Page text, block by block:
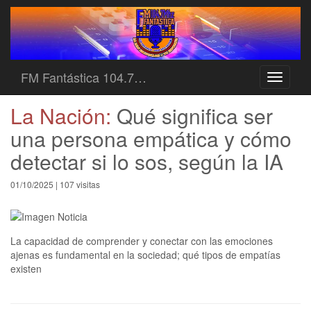
Toggle
FM Fantástica 104.7…
La Nación: Qué significa ser
una persona empática y cómo
detectar si lo sos, según la IA
01/10/2025 | 107 visitas
La capacidad de comprender y conectar con las emociones
ajenas es fundamental en la sociedad; qué tipos de empatías
existen